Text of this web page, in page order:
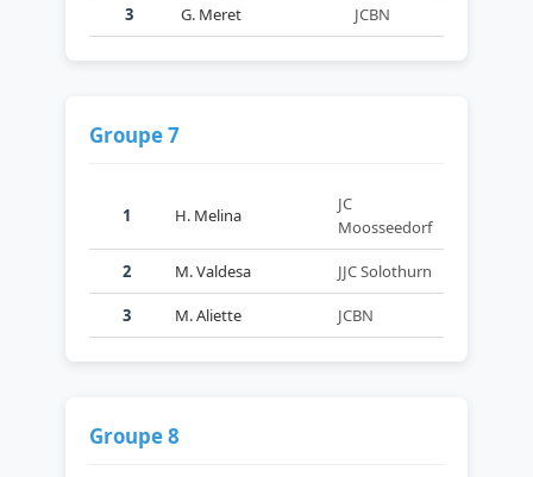
3 G. Meret JCBN
Groupe 7
1 H. Melina
JC
Moosseedorf
2 M. Valdesa JJC Solothurn
3 M. Aliette JCBN
Groupe 8